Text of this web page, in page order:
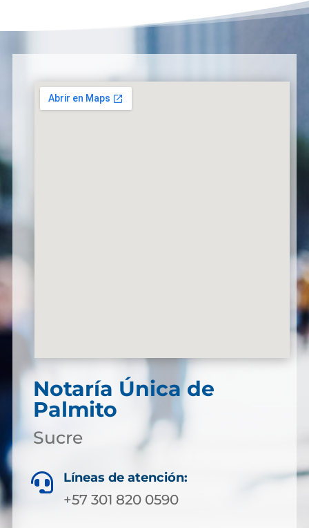
Notaría Única de
Palmito
Sucre
 Líneas de atención:
+57 301 820 0590